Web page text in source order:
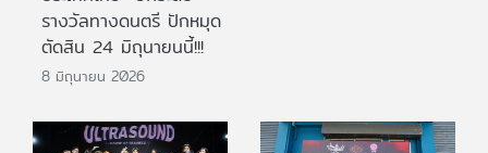
รางวัลทางดนตรี ปักหมุด
ตัดสิน 24 มิถุนายนนี้!!!
8 มิถุนายน 2026